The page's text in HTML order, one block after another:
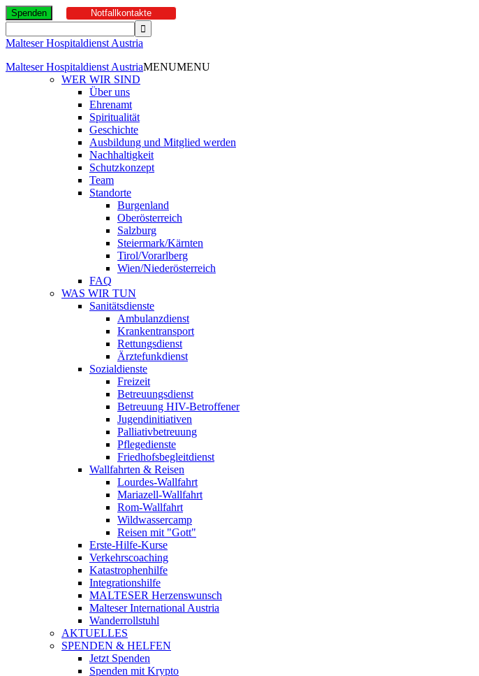
Spenden Notfallkontakte
Malteser Hospitaldienst Austria
Malteser Hospitaldienst AustriaMENUMENU
WER WIR SIND
Über uns
Ehrenamt
Spiritualität
Geschichte
Ausbildung und Mitglied werden
Nachhaltigkeit
Schutzkonzept
Team
Standorte
Burgenland
Oberösterreich
Salzburg
Steiermark/Kärnten
Tirol/Vorarlberg
Wien/Niederösterreich
FAQ
WAS WIR TUN
Sanitätsdienste
Ambulanzdienst
Krankentransport
Rettungsdienst
Ärztefunkdienst
Sozialdienste
Freizeit
Betreuungsdienst
Betreuung HIV-Betroffener
Jugendinitiativen
Palliativbetreuung
Pflegedienste
Friedhofsbegleitdienst
Wallfahrten & Reisen
Lourdes-Wallfahrt
Mariazell-Wallfahrt
Rom-Wallfahrt
Wildwassercamp
Reisen mit "Gott"
Erste-Hilfe-Kurse
Verkehrscoaching
Katastrophenhilfe
Integrationshilfe
MALTESER Herzenswunsch
Malteser International Austria
Wanderrollstuhl
AKTUELLES
SPENDEN & HELFEN
Jetzt Spenden
Spenden mit Krypto